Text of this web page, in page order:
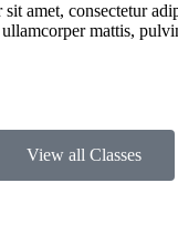
amet, consectetur
mattis,
View all Classes